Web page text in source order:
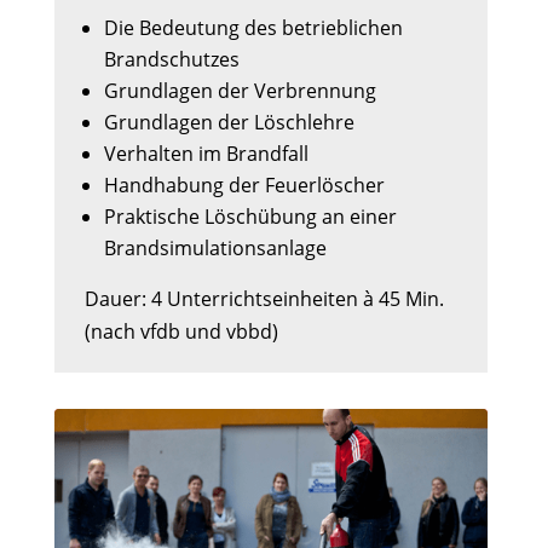
Die Bedeutung des betrieblichen
Brandschutzes
Grundlagen der Verbrennung
Grundlagen der Löschlehre
Verhalten im Brandfall
Handhabung der Feuerlöscher
Praktische Löschübung an einer
Brandsimulationsanlage
Dauer: 4 Unterrichtseinheiten à 45 Min.
(nach vfdb und vbbd)